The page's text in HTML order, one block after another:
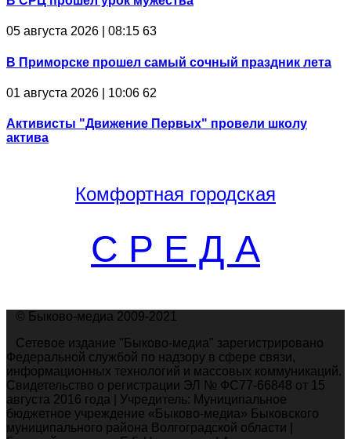
05 августа 2026 | 08:15 63
В Приморске прошел самый сочный праздник лета
01 августа 2026 | 10:06 62
Активисты "Движение Первых" провели школу
актива
Комфортная городская
С Р Е Д А
© Быково-медиа 2009-2021
Сетевое издание "Быково-медиа" зарегистрировано
Федеральной службой по надзору в сфере связи,
информационных технологий и массовых коммуникаций.
Свидетельство о регистрации ЭЛ № ФС77-66848 от 15
августа 2016 года | Учредитель: Муниципальное
бюджетное учреждение «Быково-медиа» Быковского
муниципального района Волгоградской области |